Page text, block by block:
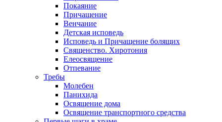
Покаяние
Причащение
Венчание
Детская исповедь
Исповедь и Причащение болящих
Священство. Хиротония
Елеосвящение
Отпевание
Требы
Молебен
Панихида
Освящение дома
Освящение транспортного средства